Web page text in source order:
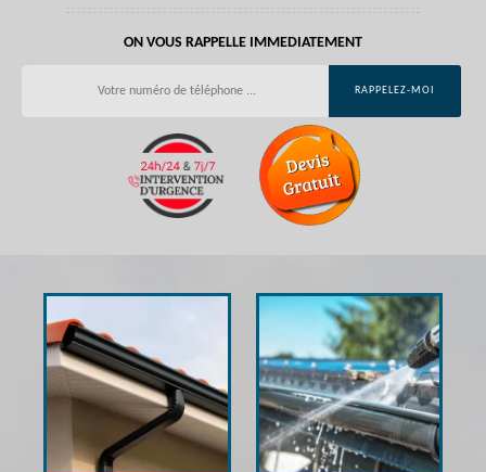
ON VOUS RAPPELLE IMMEDIATEMENT